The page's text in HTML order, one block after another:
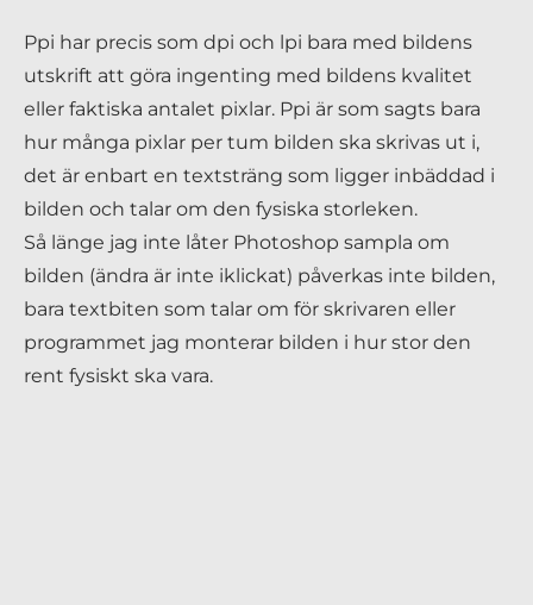
Ppi har precis som dpi och lpi bara med bildens
utskrift att göra ingenting med bildens kvalitet
eller faktiska antalet pixlar. Ppi är som sagts bara
hur många pixlar per tum bilden ska skrivas ut i,
det är enbart en textsträng som ligger inbäddad i
bilden och talar om den fysiska storleken.
Så länge jag inte låter Photoshop sampla om
bilden (ändra är inte iklickat) påverkas inte bilden,
bara textbiten som talar om för skrivaren eller
programmet jag monterar bilden i hur stor den
rent fysiskt ska vara.